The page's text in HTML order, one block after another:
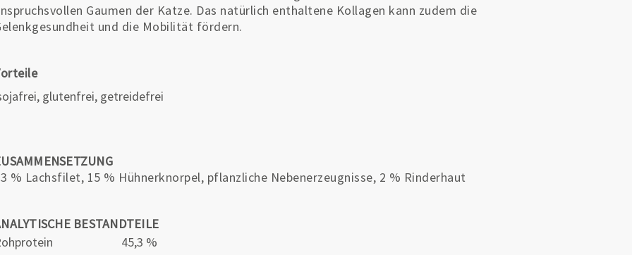
Gaumen der Katze. Das natürlich enthaltene Kollagen kann zudem die
und die Mobilität fördern.
glutenfrei, getreidefrei
% Lachsfilet, 15 % Hühnerknorpel, pflanzliche Nebenerzeugnisse, 2 % Rinderhaut
BESTANDTEILE
45,3 %